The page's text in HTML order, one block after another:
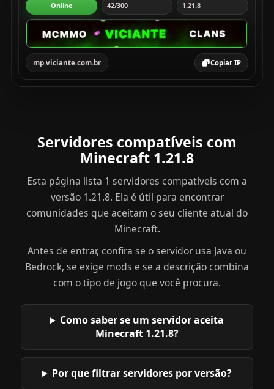
mp.viciante.com.br Copiar IP
Online 42/300 1.21.8
Servidores compatíveis com
Minecraft 1.21.8
Esta página lista 1 servidores compatíveis com a
versão 1.21.8. Ela é útil para encontrar
comunidades que aceitam o seu cliente atual do
Minecraft.
Antes de entrar, confira se o servidor usa Java ou
Bedrock, se exige mods e se a descrição combina
com o tipo de jogo que você procura.
Como saber se um servidor aceita
Minecraft 1.21.8?
Por que filtrar servidores por versão?